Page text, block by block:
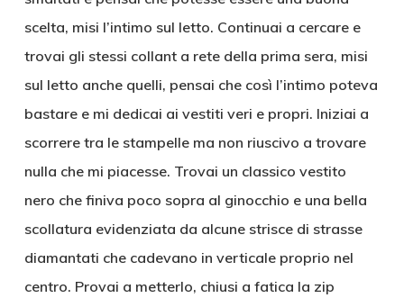
scelta, misi l’intimo sul letto. Continuai a cercare e
trovai gli stessi collant a rete della prima sera, misi
sul letto anche quelli, pensai che così l’intimo poteva
bastare e mi dedicai ai vestiti veri e propri. Iniziai a
scorrere tra le stampelle ma non riuscivo a trovare
nulla che mi piacesse. Trovai un classico vestito
nero che finiva poco sopra al ginocchio e una bella
scollatura evidenziata da alcune strisce di strasse
diamantati che cadevano in verticale proprio nel
centro. Provai a metterlo, chiusi a fatica la zip